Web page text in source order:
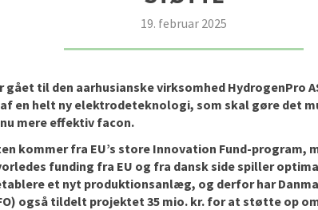
19. februar 2025
gået til den aarhusianske virksomhed HydrogenPro
en helt ny elektrodeteknologi, som skal gøre det
mere effektiv facon.
kommer fra EU’s store Innovation Fund-program,
funding fra EU og fra dansk side spiller
et nyt produktionsanlæg, og derfor har
også tildelt projektet 35 mio. kr. for at støtte op